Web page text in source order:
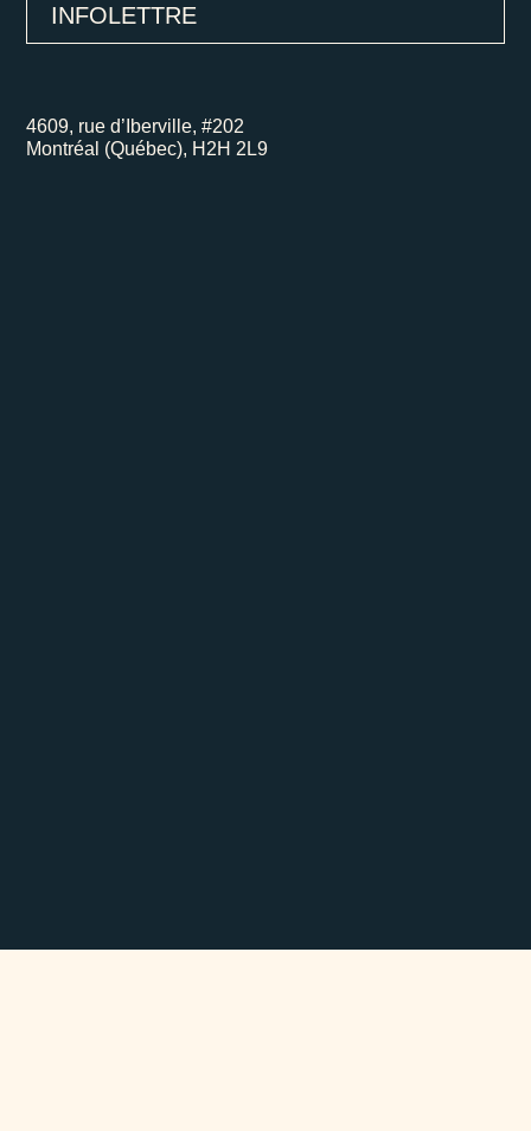
INFOLETTRE
4609, rue d’Iberville, #202
Montréal (Québec), H2H 2L9